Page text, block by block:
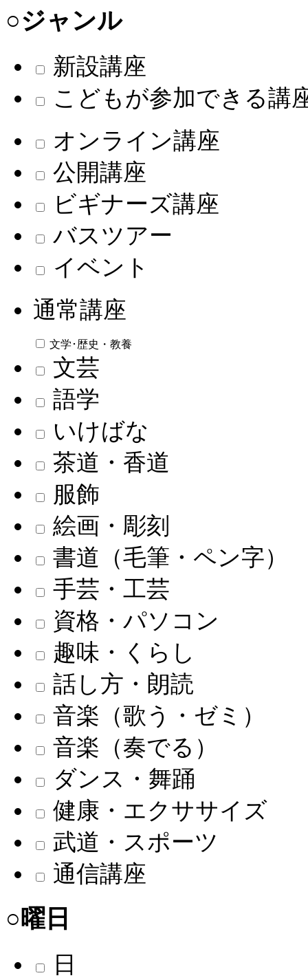
○ジャンル
新設講座
こどもが参加できる講
オンライン講座
公開講座
ビギナーズ講座
バスツアー
イベント
通常講座
文学･歴史・教養
文芸
語学
いけばな
茶道・香道
服飾
絵画・彫刻
書道（毛筆・ペン字）
手芸・工芸
資格・パソコン
趣味・くらし
話し方・朗読
音楽（歌う・ゼミ）
音楽（奏でる）
ダンス・舞踊
健康・エクササイズ
武道・スポーツ
通信講座
○曜日
日